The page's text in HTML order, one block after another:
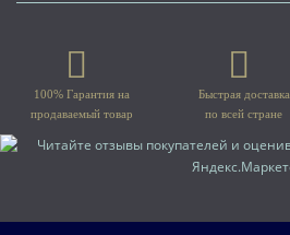
100% Гарантия на
продаваемый товар
Быстрая доставка
по всей стране